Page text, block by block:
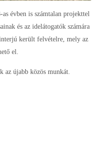
évben is számtalan projekttel
és az idelátogatók számára
került felvételre, mely az
el.
az újabb közös munkát.